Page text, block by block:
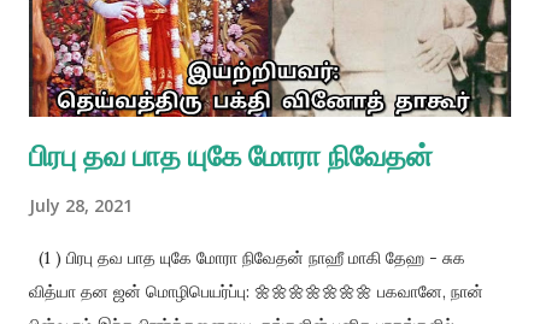
விடுபடவும், தங்களது எதிர்காலத்தை வளமாக்கவும், தங்களின்
சந்ததியினர் அனைத்துவிதமான நலன்களையும் பலன்களையும்
பெறவேண்டும் என்றும்...
பிரபு தவ பாத யுகே மோரா நிவேதன்
July 28, 2021
(1 ) பிரபு தவ பாத யுகே மோரா நிவேதன் நாஹீ மாகி தேஹ - சுக
வித்யா தன ஜன் மொழிபெயர்ப்பு: 🌼🌼🌼🌼🌼🌼🌼 பகவானே, நான்